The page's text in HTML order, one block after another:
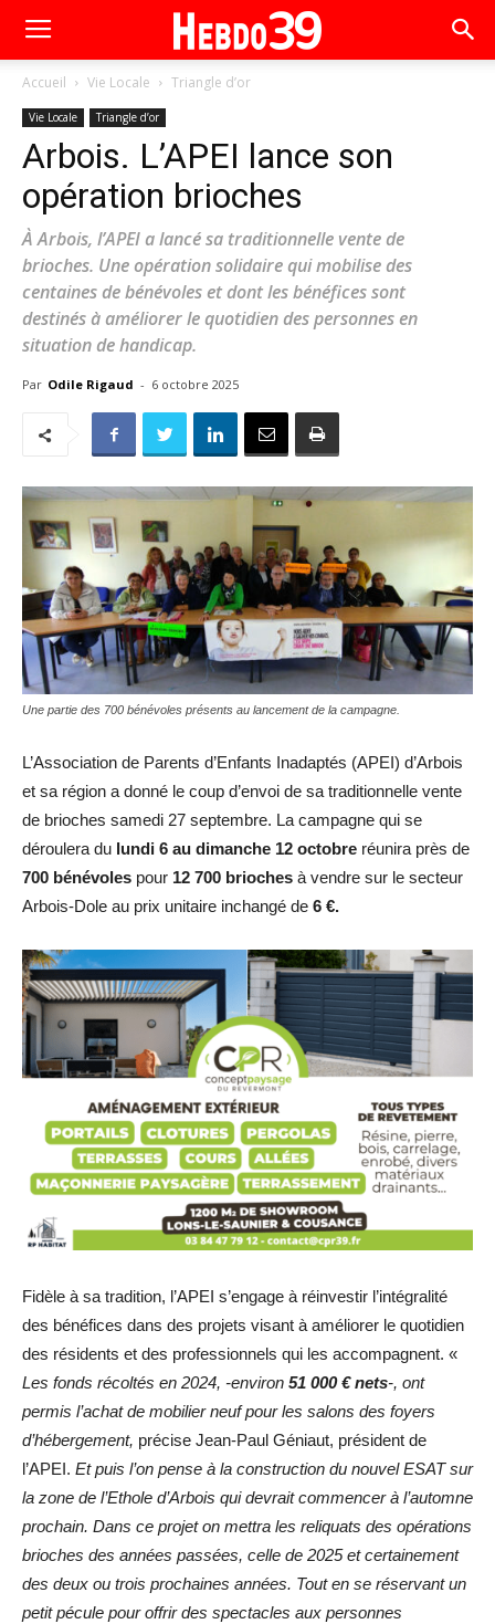
Accueil Vie Locale Triangle d’or
Vie Locale Triangle d’or
Arbois. L’APEI lance son
opération brioches
À Arbois, l’APEI a lancé sa traditionnelle vente de
brioches. Une opération solidaire qui mobilise des
centaines de bénévoles et dont les bénéfices sont
destinés à améliorer le quotidien des personnes en
situation de handicap.
Par Odile Rigaud - 6 octobre 2025
Une partie des 700 bénévoles présents au lancement de la campagne.
L’Association de Parents d’Enfants Inadaptés (APEI) d’Arbois
et sa région a donné le coup d’envoi de sa traditionnelle vente
de brioches samedi 27 septembre. La campagne qui se
déroulera du lundi 6 au dimanche 12 octobre réunira près de
700 bénévoles pour 12 700 brioches à vendre sur le secteur
Arbois-Dole au prix unitaire inchangé de 6 €.
Fidèle à sa tradition, l’APEI s’engage à réinvestir l’intégralité
des bénéfices dans des projets visant à améliorer le quotidien
des résidents et des professionnels qui les accompagnent. «
Les fonds récoltés en 2024, -environ 51 000 € nets-, ont
permis l’achat de mobilier neuf pour les salons des foyers
d’hébergement, précise Jean-Paul Géniaut, président de
l’APEI. Et puis l’on pense à la construction du nouvel ESAT sur
la zone de l’Ethole d’Arbois qui devrait commencer à l’automne
prochain. Dans ce projet on mettra les reliquats des opérations
brioches des années passées, celle de 2025 et certainement
des deux ou trois prochaines années. Tout en se réservant un
petit pécule pour offrir des spectacles aux personnes